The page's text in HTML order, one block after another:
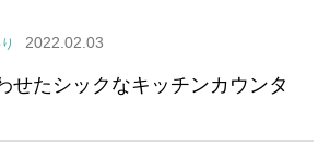
2022.02.03
せたシックなキッチンカウンタ